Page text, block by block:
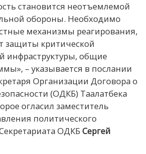
становится неотъемлемой
обороны. Необходимо
механизмы реагирования,
защиты критической
инфраструктуры, общие
– указывается в послании
Организации Договора о
(ОДКБ) Таалатбека
огласил заместитель
политического
ОДКБ Сергей